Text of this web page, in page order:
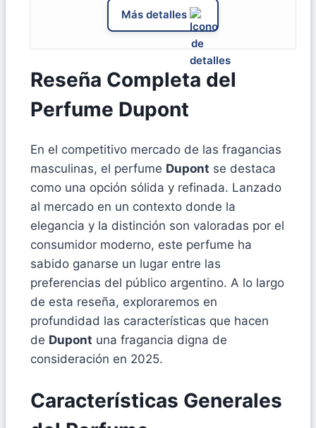
Más detalles
Reseña Completa del
Perfume Dupont
En el competitivo mercado de las fragancias
masculinas, el perfume Dupont se destaca
como una opción sólida y refinada. Lanzado
al mercado en un contexto donde la
elegancia y la distinción son valoradas por el
consumidor moderno, este perfume ha
sabido ganarse un lugar entre las
preferencias del público argentino. A lo largo
de esta reseña, exploraremos en
profundidad las características que hacen
de Dupont una fragancia digna de
consideración en 2025.
Características Generales